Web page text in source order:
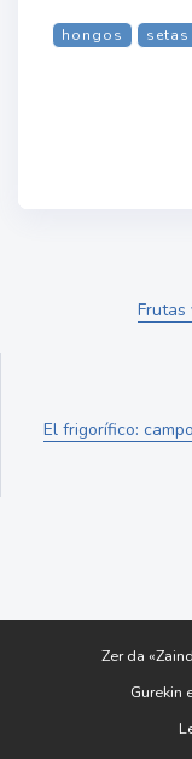
hongos setas
Frutas
El frigorífico:
Zer da
Gurekin